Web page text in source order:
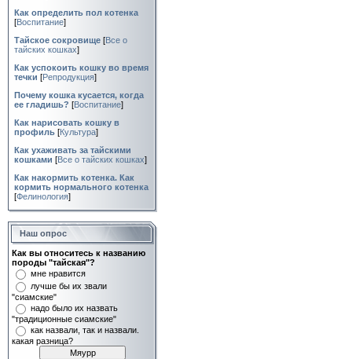
Как определить пол котенка
[Воспитание]
Тайское сокровище [Все о
тайских кошках]
Как успокоить кошку во время
течки [Репродукция]
Почему кошка кусается, когда
ее гладишь? [Воспитание]
Как нарисовать кошку в
профиль [Культура]
Как ухаживать за тайскими
кошками [Все о тайских кошках]
Как накормить котенка. Как
кормить нормального котенка
[Фелинология]
Наш опрос
Как вы относитесь к названию
породы "тайская"?
мне нравится
лучше бы их звали
"сиамские"
надо было их назвать
"традиционные сиамские"
как назвали, так и назвали.
какая разница?